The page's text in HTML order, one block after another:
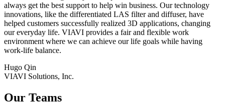
always get the best support to help win business. Our technology
innovations, like the differentiated LAS filter and diffuser, have
helped customers successfully realized 3D applications, changing
our everyday life. VIAVI provides a fair and flexible work
environment where we can achieve our life goals while having
work-life balance.
Hugo Qin
VIAVI Solutions, Inc.
Our Teams